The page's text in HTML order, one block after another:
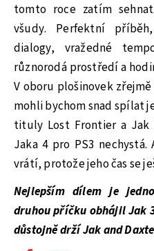
tomto roce zatím
všudy. Perfektní
dialogy, vražedné
různorodá prostředí a
V oboru plošinovek
mohli bychom snad spílat
tituly Lost Frontier a Jak
Jaka 4 pro PS3
vrátí, protože jeho čas se
Nejlepším dílem je
druhou příčku obhájil Jak
důstojně drží Jak and